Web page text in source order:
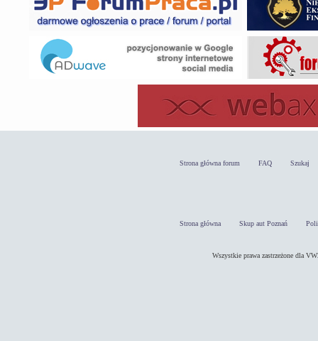
Strona główna forum FAQ Szukaj
Strona główna Skup aut Poznań
Wszystkie prawa zastrzeżone dla